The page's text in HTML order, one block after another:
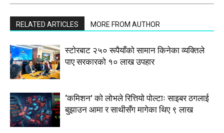
RELATED ARTICLES MORE FROM AUTHOR
स्टाेरबाट २५० रूपैयाँको सामान किनेका व्यक्तिले
पाए सरकारको १० लाख उपहार
‘कमिशन’ को लोभले रित्तियो पोल्टाः साइबर ठगलाई
बुझाउन आमा र साथीसँग मागेका थिए ९ लाख